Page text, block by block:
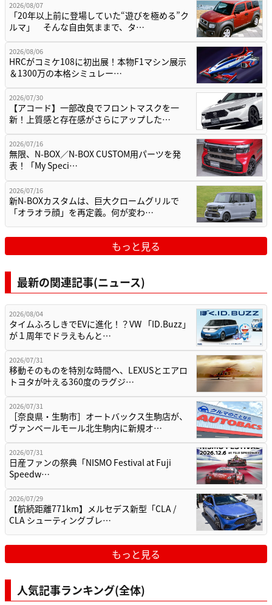
2026/08/07
「20年以上前に登場していた“遊びを極める”ク
ルマ」 そんな自由気ままで、タ…
2026/08/06
HRCがコミケ108に初出展！本物F1マシン展示
＆1300万の本格シミュレー…
2026/07/30
【アコード】一部改良でフロントマスクを一
新！上質感と存在感がさらにアップした…
2026/07/16
無限、N-BOX／N-BOX CUSTOM用パーツを発
表！「My Speci…
2026/07/16
新N-BOXカスタムは、巨大クロームグリルで
「オラオラ顔」を再定義。何が変わ…
もっと見る
最新の関連記事(ニュース)
2026/08/04
タイムふろしきでEVに進化！？VW 「ID.Buzz」
が１周年でドラえもんと…
2026/07/31
移動そのものを特別な時間へ、LEXUSとエアロ
トヨタが叶える360度のラグジ…
2026/07/31
［奈良県・生駒市］オートバックス生駒店が、
ヴァンベールモール北生駒内に新規オ…
2026/07/31
日産ファンの祭典「NISMO Festival at Fuji
Speedw…
2026/07/29
【航続距離771km】メルセデス新型「CLA /
CLA シューティングブレ…
もっと見る
人気記事ランキング(全体)